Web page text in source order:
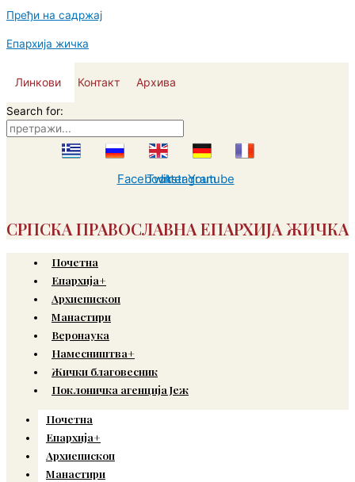
Пређи на садржај
Епархија жичка
Линкови Контакт Архива
Search for:
Facebook
Twitter
Instagram
Youtube
СРПСКА ПРАВОСЛАВНА ЕПАРХИЈА ЖИЧКА
Почетна
Епархија+
Архиепископ
Манастири
Веронаука
Намесништва+
Жички благовесник
Поклоничка агенција Јеж
Почетна
Епархија+
Архиепископ
Манастири